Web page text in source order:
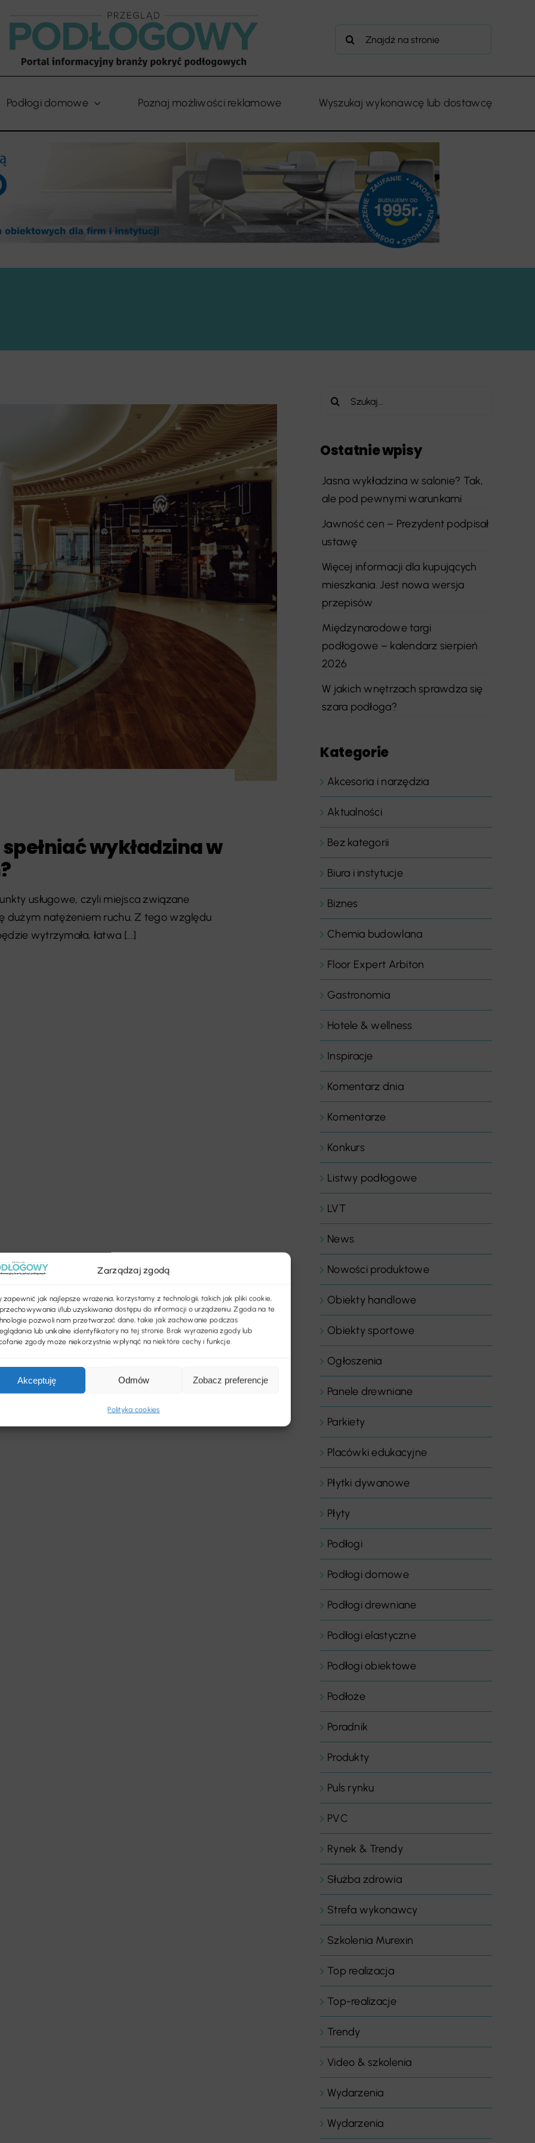
Zarządzaj zgodą
zapewnić jak najlepsze wrażenia, korzystamy z technologii, takich jak pliki cookie,
i/lub uzyskiwania dostępu do informacji o urządzeniu. Zgoda na te
pozwoli nam przetwarzać dane, takie jak zachowanie podczas
lub unikalne identyfikatory na tej stronie. Brak wyrażenia zgody lub
zgody może niekorzystnie wpłynąć na niektóre cechy i funkcje.
Akceptuję Odmów Zobacz preferencje
Polityka cookies
Szukaj
Podłogi domowe Poznaj możliwości reklamowe Wyszukaj wykonawcę lub dostawcę
wykładzina w
usługowe, czyli miejsca związane
dużym natężeniem ruchu. Z tego względu
wytrzymała, łatwa [...]
Szukaj
Ostatnie wpisy
Jasna wykładzina w salonie? Tak,
ale pod pewnymi warunkami
Jawność cen – Prezydent podpisał
ustawę
Więcej informacji dla kupujących
mieszkania. Jest nowa wersja
przepisów
Międzynarodowe targi
podłogowe – kalendarz sierpień
2026
W jakich wnętrzach sprawdza się
szara podłoga?
Kategorie
Akcesoria i narzędzia
Aktualności
Bez kategorii
Biura i instytucje
Biznes
Chemia budowlana
Floor Expert Arbiton
Gastronomia
Hotele & wellness
Inspiracje
Komentarz dnia
Komentarze
Konkurs
Listwy podłogowe
LVT
News
Nowości produktowe
Obiekty handlowe
Obiekty sportowe
Ogłoszenia
Panele drewniane
Parkiety
Placówki edukacyjne
Płytki dywanowe
Płyty
Podłogi
Podłogi domowe
Podłogi drewniane
Podłogi elastyczne
Podłogi obiektowe
Podłoże
Poradnik
Produkty
Puls rynku
PVC
Rynek & Trendy
Służba zdrowia
Strefa wykonawcy
Szkolenia Murexin
Top realizacja
Top-realizacje
Trendy
Video & szkolenia
Wydarzenia
Wydarzenia